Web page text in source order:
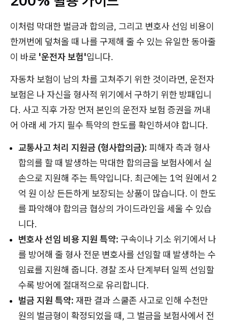
이처럼 막대한 벌금과 합의금, 그리고 변호사 선임 비용이
한꺼번에 덮쳐올 때 나를 구제해 줄 수 있는 유일한 동아줄
이 바로 '운전자 보험'입니다.
자동차 보험이 남의 차를 고쳐주기 위한 것이라면, 운전자
보험은 나 자신을 형사적 위기에서 구하기 위한 방패입니
다. 사고 직후 가장 먼저 본인의 운전자 보험 증권을 꺼내
어 아래 세 가지 필수 특약의 한도를 확인하셔야 합니다.
교통사고 처리 지원금 (형사합의금): 피해자 측과 형사
합의를 할 때 발생하는 막대한 합의금을 보험사에서 실
손으로 지원해 주는 특약입니다. 최근에는 1억 원에서 2
억 원 이상 든든하게 보장되는 상품이 많습니다. 이 한도
를 파악해야 합의금 협상의 가이드라인을 세울 수 있습
니다.
변호사 선임 비용 지원 특약: 구속이나 기소 위기에서 나
를 방어해 줄 형사 전문 변호사를 선임할 때 발생하는 수
임료를 지원해 줍니다. 경찰 조사 단계부터 일찍 선임할
수록 방어에 절대적으로 유리합니다.
벌금 지원 특약: 재판 결과 스쿨존 사고로 인해 수천만
원의 벌금형이 확정되었을 때, 그 벌금을 보험사에서 전